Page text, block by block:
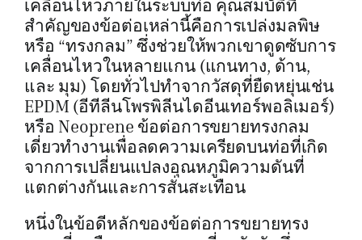
เคลื่อนไหวภายในระบบท่อ คุณสมบัติที่
สำคัญของข้อต่อเหล่านี้คือการเปล่งมลพิษ
หรือ “ทรงกลม” ซึ่งช่วยให้พวกเขาดูดซับการ
เคลื่อนไหวในหลายแกน (แกนทาง, ด้าน,
และ มุม) โดยทั่วไปทำจากวัสดุที่ยืดหยุ่นเช่น
EPDM (อีทีลีนโพรพิลีนไดอีนเทอร์พอลิเมอร์)
หรือ Neoprene ข้อต่อการขยายทรงกลม
เดี่ยวทำงานเพื่อลดความเครียดบนท่อที่เกิด
จากการเปลี่ยนแปลงอุณหภูมิความดันที่
แตกต่างกันและการสั่นสะเทือน
หนึ่งในข้อดีหลักของข้อต่อการขยายทรง